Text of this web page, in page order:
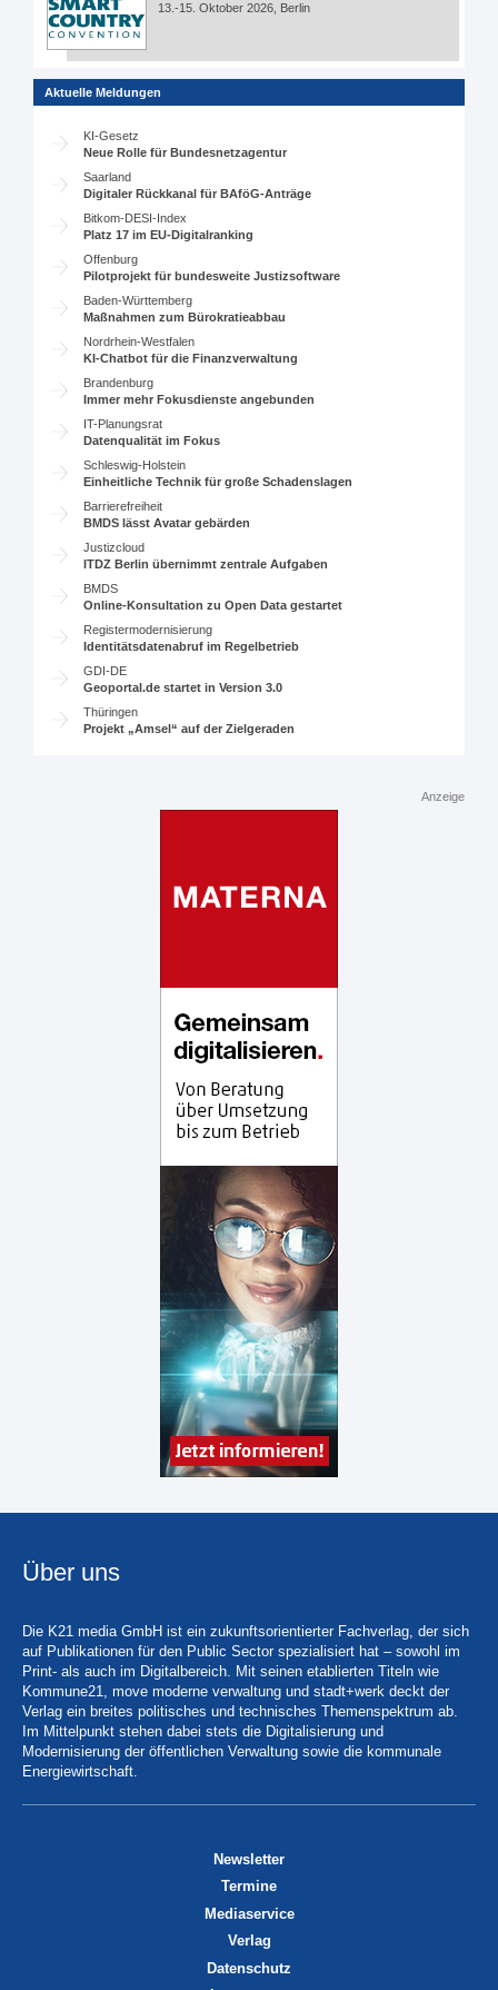
13.-15. Oktober 2026, Berlin
Aktuelle Meldungen
KI-Gesetz
Neue Rolle für Bundesnetzagentur
Saarland
Digitaler Rückkanal für BAföG-Anträge
Bitkom-DESI-Index
Platz 17 im EU-Digitalranking
Offenburg
Pilotprojekt für bundesweite Justizsoftware
Baden-Württemberg
Maßnahmen zum Bürokratieabbau
Nordrhein-Westfalen
KI-Chatbot für die Finanzverwaltung
Brandenburg
Immer mehr Fokusdienste angebunden
IT-Planungsrat
Datenqualität im Fokus
Schleswig-Holstein
Einheitliche Technik für große Schadenslagen
Barrierefreiheit
BMDS lässt Avatar gebärden
Justizcloud
ITDZ Berlin übernimmt zentrale Aufgaben
BMDS
Online-Konsultation zu Open Data gestartet
Registermodernisierung
Identitätsdatenabruf im Regelbetrieb
GDI-DE
Geoportal.de startet in Version 3.0
Thüringen
Projekt „Amsel“ auf der Zielgeraden
Anzeige
Über uns
Die K21 media GmbH ist ein zukunftsorientierter Fachverlag, der sich
auf Publikationen für den Public Sector spezialisiert hat – sowohl im
Print- als auch im Digitalbereich. Mit seinen etablierten Titeln wie
Kommune21, move moderne verwaltung und stadt+werk deckt der
Verlag ein breites politisches und technisches Themenspektrum ab.
Im Mittelpunkt stehen dabei stets die Digitalisierung und
Modernisierung der öffentlichen Verwaltung sowie die kommunale
Energiewirtschaft.
Newsletter
Termine
Mediaservice
Verlag
Datenschutz